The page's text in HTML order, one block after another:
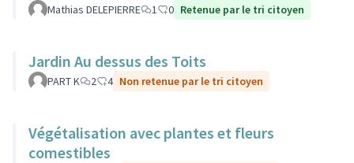
Mathias DELEPIERRE 1 0 Retenue par le tri citoyen
Jardin Au dessus des Toits
PART K 2 4 Non retenue par le tri citoyen
Végétalisation avec plantes et fleurs
comestibles